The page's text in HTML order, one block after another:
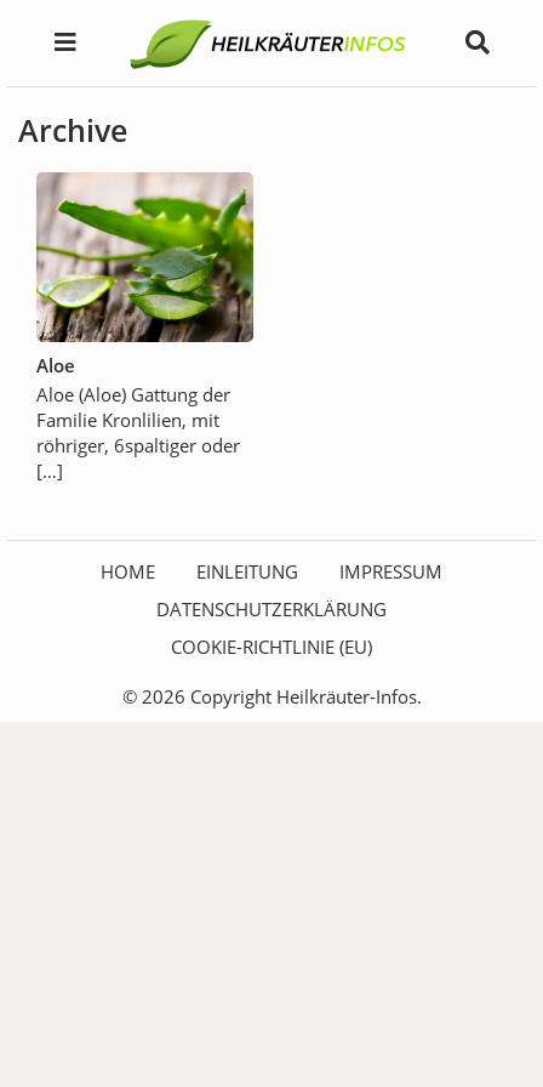
Archive
Aloe
Aloe (Aloe) Gattung der
Familie Kronlilien, mit
röhriger, 6spaltiger oder
[…]
HOME EINLEITUNG
IMPRESSUM
DATENSCHUTZERKLÄRUNG
COOKIE-RICHTLINIE (EU)
© 2026 Copyright Heilkräuter-Infos.